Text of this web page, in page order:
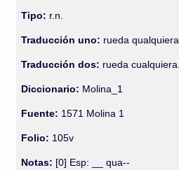
Tipo: r.n.
Traducción uno: rueda qualquiera.
Traducción dos: rueda cualquiera.
Diccionario: Molina_1
Fuente: 1571 Molina 1
Folio: 105v
Notas: [0] Esp: __ qua--